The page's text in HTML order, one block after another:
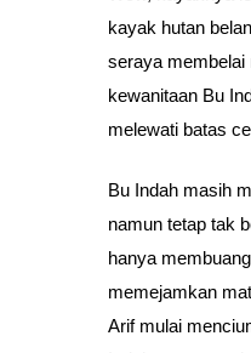
kayak hutan
seraya membelai
kewanitaan Bu
melewati batas
Bu Indah masih
namun tetap tak
hanya
memejamkan
Arif mulai